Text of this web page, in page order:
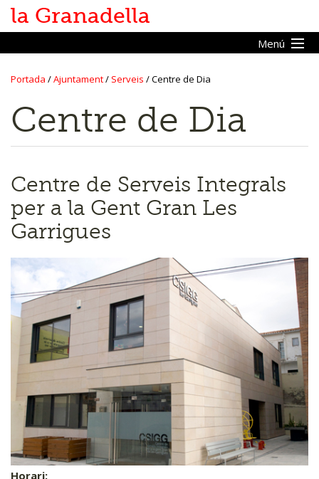
la Granadella
Menú
Vine a la Granadella
L'ajuntament
Serveis
CAP
PIJ
Biblioteca
Llar d'infants
Escola
IES
Aula formativa
Centre de dia
Tanatori
Portada /Ajuntament/ Serveis /Centre de Dia
Centre de Dia
Centre de Serveis Integrals
per a la Gent Gran Les
Garrigues
Horari: